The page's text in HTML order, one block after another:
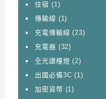
住宿 (1)
傳輸線 (1)
充電傳輸線 (23)
充電器 (32)
全光譜檯燈 (2)
出國必備3C (1)
加密貨幣 (1)